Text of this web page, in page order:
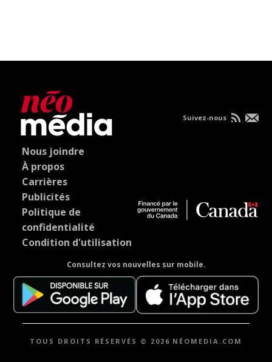
Nous joindre
À propos
Carrières
Publicités
Politique de
confidentialité
Condition d'utilisation
Consultez vos nouvelles sur mobile.
Suivez-nous
TOUS DROITS RÉSERVÉS © 2026 NÉOMEDIA.COM